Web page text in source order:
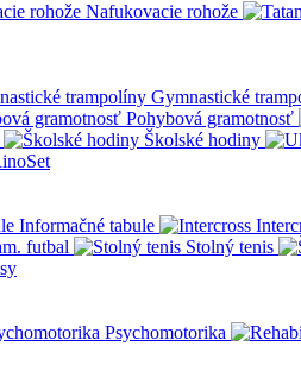
Nafukovacie rohože
Gymnastické
Pohybová gramotnosť
Školské hodiny
Informačné tabule
futbal Stolný tenis
Psychomotorika